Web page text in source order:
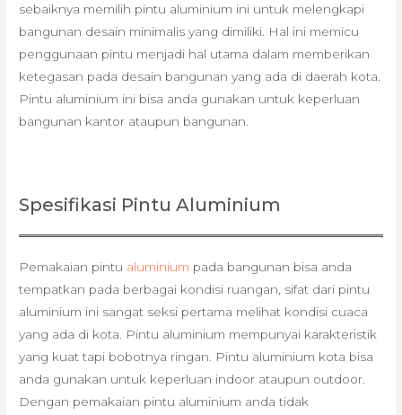
sebaiknya memilih pintu aluminium ini untuk melengkapi
bangunan desain minimalis yang dimiliki. Hal ini memicu
penggunaan pintu menjadi hal utama dalam memberikan
ketegasan pada desain bangunan yang ada di daerah kota.
Pintu aluminium ini bisa anda gunakan untuk keperluan
bangunan kantor ataupun bangunan.
Spesifikasi Pintu Aluminium
Pemakaian pintu aluminium pada bangunan bisa anda
tempatkan pada berbagai kondisi ruangan, sifat dari pintu
aluminium ini sangat seksi pertama melihat kondisi cuaca
yang ada di kota. Pintu aluminium mempunyai karakteristik
yang kuat tapi bobotnya ringan. Pintu aluminium kota bisa
anda gunakan untuk keperluan indoor ataupun outdoor.
Dengan pemakaian pintu aluminium anda tidak